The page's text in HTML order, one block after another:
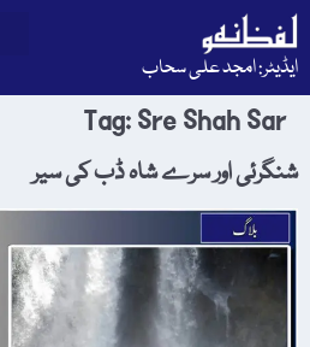
ایڈیٹر: امجد علی سحاب
Tag:Sre Shah Sar
شنگرئی اور سرے شاہ ڈب کی سیر